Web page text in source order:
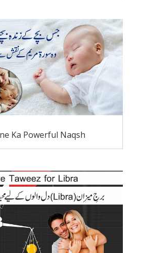
Ka Powerful Naqsh